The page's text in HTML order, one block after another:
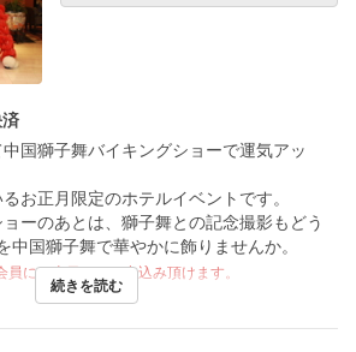
国獅子舞バイキングショーで運気アッ
お正月限定のホテルイベントです。
ーのあとは、獅子舞との記念撮影もどう
中国獅子舞で華やかに飾りませんか。
員には当日でもお申込み頂けます。
続きを読む